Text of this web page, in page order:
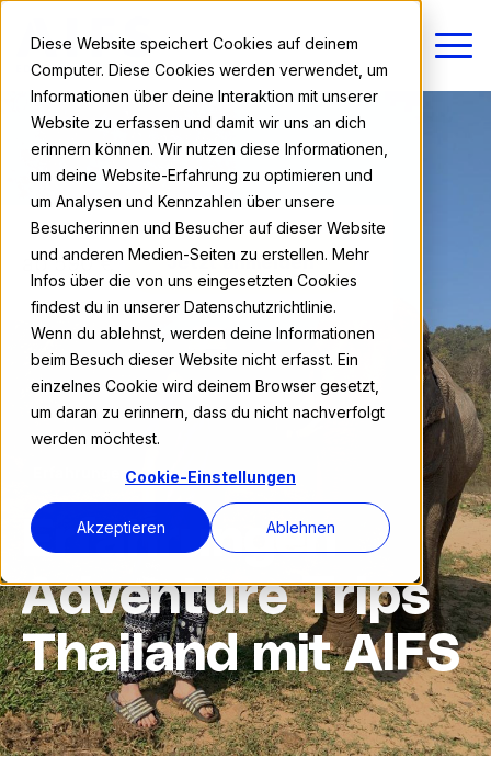
Diese Website speichert Cookies auf deinem
Computer. Diese Cookies werden verwendet, um
Informationen über deine Interaktion mit unserer
Website zu erfassen und damit wir uns an dich
erinnern können. Wir nutzen diese Informationen,
um deine Website-Erfahrung zu optimieren und
um Analysen und Kennzahlen über unsere
Besucherinnen und Besucher auf dieser Website
und anderen Medien-Seiten zu erstellen. Mehr
Infos über die von uns eingesetzten Cookies
findest du in unserer Datenschutzrichtlinie.
Wenn du ablehnst, werden deine Informationen
beim Besuch dieser Website nicht erfasst. Ein
einzelnes Cookie wird deinem Browser gesetzt,
um daran zu erinnern, dass du nicht nachverfolgt
werden möchtest.
Cookie-Einstellungen
Akzeptieren Ablehnen
ab 590 € Jetzt anmelden
Erfahrungen
Erfahrungen
Adventure Trips
Thailand mit AIFS